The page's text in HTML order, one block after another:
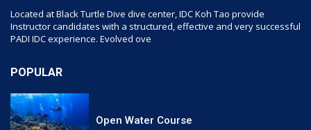
Located at Black Turtle Dive dive center, IDC Koh Tao provide
Instructor candidates with a structured, effective and very successful
PADI IDC experience. Evolved ove
POPULAR
Open Water Course